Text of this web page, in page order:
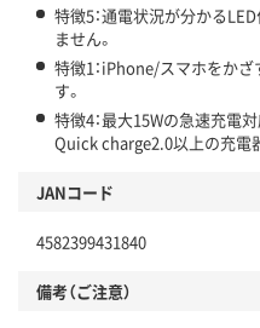
特徴5：通電状況が分かる
ません。
特徴1：iPhone/スマホをかざ
す。
特徴4：最大15Wの急速充電
Quick charge2.0以上の充電
JANコード
4582399431840
備考（ご注意）